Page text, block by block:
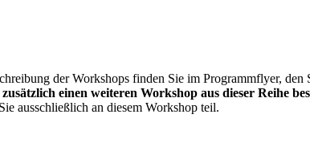
der Workshops finden Sie im Programmflyer, den
einen weiteren Workshop aus dieser Reihe
ausschließlich an diesem Workshop teil.